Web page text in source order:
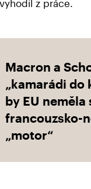
z práce.
Macron a
„kamarádi do
by EU neměla
francouzsko-
„motor“